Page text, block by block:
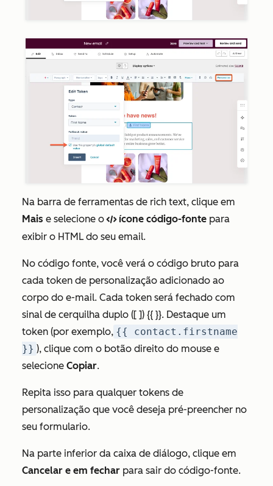
Na barra de ferramentas de rich text, clique em
Mais e selecione ocodefícone código-fonte para
exibir o HTML do seu email.
No código fonte, você verá o código bruto para
cada token de personalização adicionado ao
corpo do e-mail. Cada token será fechado com
sinal de cerquilha duplo ([ ]) {{ }}. Destaque um
token (por exemplo, {{ contact.firstname
}} ), clique com o botão direito do mouse e
selecione Copiar.
Repita isso para qualquer tokens de
personalização que você deseja pré-preencher no
seu formulario.
Na parte inferior da caixa de diálogo, clique em
Cancelar e em fechar para sair do código-fonte.